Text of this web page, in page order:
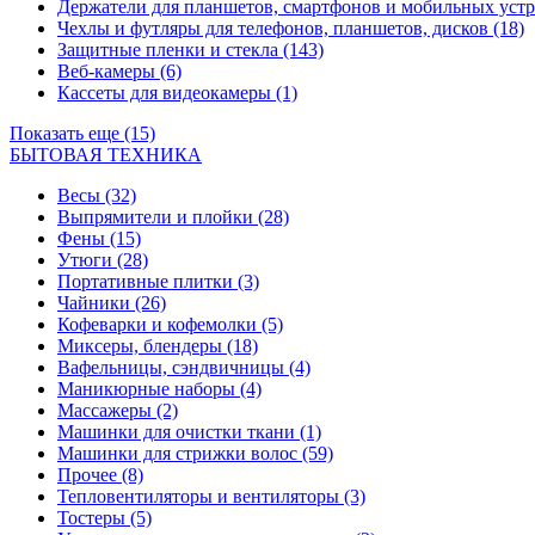
Держатели для планшетов, смартфонов и мобильных
Чехлы и футляры для телефонов, планшетов, дисков (18)
Защитные пленки и стекла (143)
Веб-камеры (6)
Кассеты для видеокамеры (1)
Показать еще (15)
БЫТОВАЯ ТЕХНИКА
Весы (32)
Выпрямители и плойки (28)
Фены (15)
Утюги (28)
Портативные плитки (3)
Чайники (26)
Кофеварки и кофемолки (5)
Миксеры, блендеры (18)
Вафельницы, сэндвичницы (4)
Маникюрные наборы (4)
Массажеры (2)
Машинки для очистки ткани (1)
Машинки для стрижки волос (59)
Прочее (8)
Тепловентиляторы и вентиляторы (3)
Тостеры (5)